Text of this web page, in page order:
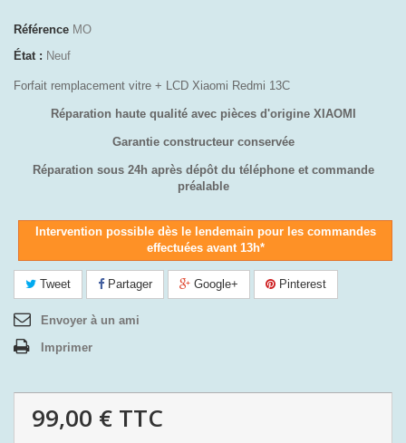
Référence MO
État : Neuf
Forfait remplacement vitre + LCD Xiaomi Redmi 13C
Réparation haute qualité avec pièces d'origine XIAOMI
Garantie constructeur conservée
Réparation sous 24h après dépôt du téléphone et commande
préalable
Intervention possible dès le lendemain pour les commandes
effectuées avant 13h*
Tweet Partager Google+ Pinterest
Envoyer à un ami
Imprimer
99,00 € TTC